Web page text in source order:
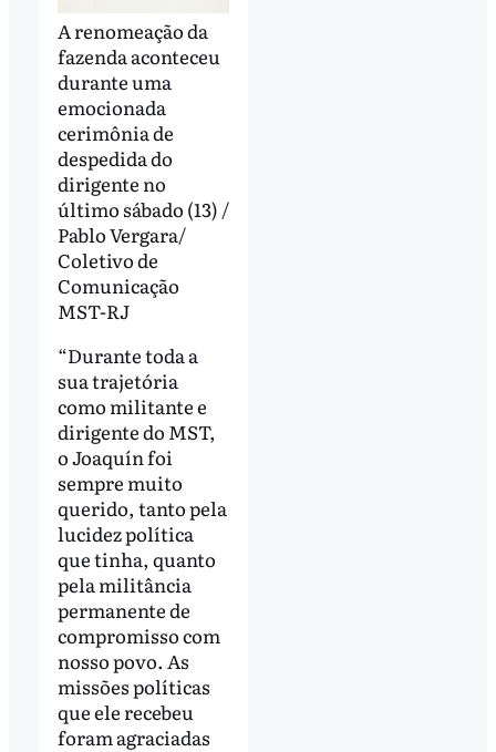
A renomeação da
fazenda aconteceu
durante uma
emocionada
cerimônia de
despedida do
dirigente no
último sábado (13) /
Pablo Vergara/
Coletivo de
Comunicação
MST-RJ
“Durante toda a
sua trajetória
como militante e
dirigente do MST,
o Joaquín foi
sempre muito
querido, tanto pela
lucidez política
que tinha, quanto
pela militância
permanente de
compromisso com
nosso povo. As
missões políticas
que ele recebeu
foram agraciadas